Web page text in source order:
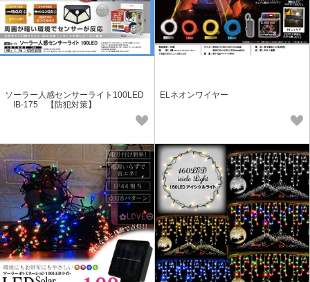
ソーラー人感センサーライト100LED
IB-175 【防犯対策】
ELネオンワイヤー